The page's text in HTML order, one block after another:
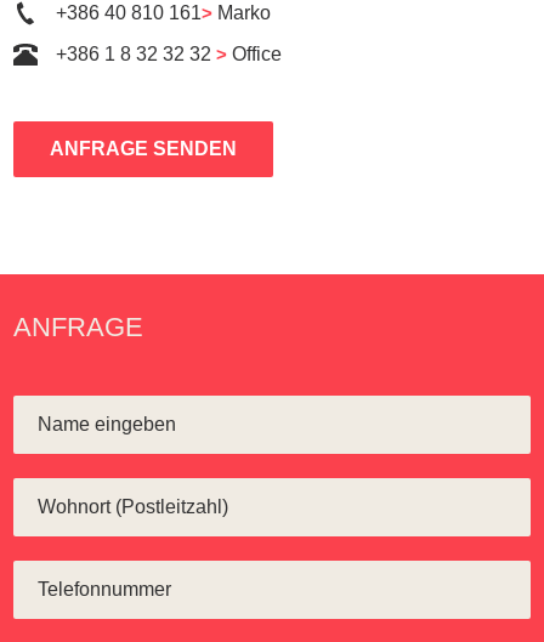
+386 40 810 161> Marko
+386 1 8 32 32 32> Office
ANFRAGE SENDEN
ANFRAGE